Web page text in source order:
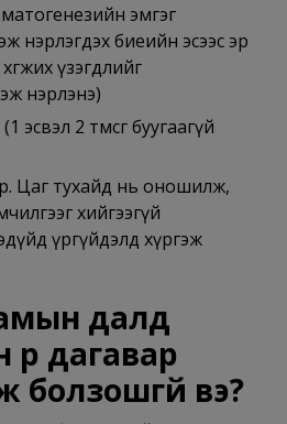
эмгэг
нэрлэгдэх биеийн эсээс эр
үзэгдлийг
нэрлэнэ)
эсвэл 2 төмсөг буугаагүй
Цаг тухайд нь оношилж,
хийгээгүй
үргүйдэлд хүргэж
далд
дагавар
болзошгүй вэ?